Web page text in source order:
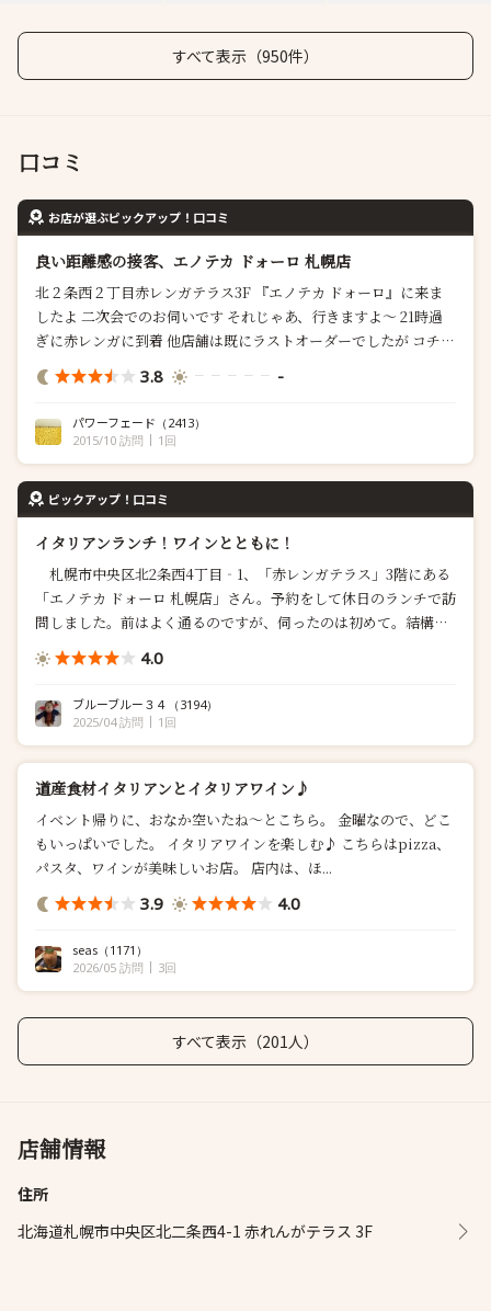
すべて表示（950件）
口コミ
お店が選ぶピックアップ！口コミ
良い距離感の接客、エノテカ ドォーロ 札幌店
北２条西２丁目赤レンガテラス3F 『エノテカ ドォーロ』に来ま
したよ 二次会でのお伺いです それじゃあ、行きますよ〜 21時過
ぎに赤レンガに到着 他店舗は既にラストオーダーでしたが コチラ
はまだ大丈夫との事 すんなりと案内され着席 何食べよかな〜 酔
っ払いで画像が少なくて スミマセンm(__)m まずは飲み物ですが
3.8 -
パワーフェード （2413）
2015/10 訪問
1回
ピックアップ！口コミ
イタリアンランチ！ワインとともに！
札幌市中央区北2条西4丁目‐1、「赤レンガテラス」3階にある
「エノテカ ドォーロ 札幌店」さん。予約をして休日のランチで訪
問しました。前はよく通るのですが、伺ったのは初めて。結構店
内は広いんですね。 「ランチ PranzoC」（3,500円）を予約し
ておきました。 ピッツア・パスタは選ぶ...
4.0
ブルーブルー３４ （3194）
2025/04 訪問
1回
道産食材イタリアンとイタリアワイン♪
イベント帰りに、おなか空いたね〜とこちら。 金曜なので、どこ
もいっぱいでした。 イタリアワインを楽しむ♪ こちらはpizza、
パスタ、ワインが美味しいお店。 店内は、ほ...
3.9 4.0
seas （1171）
2026/05 訪問
3回
すべて表示（201人）
店舗情報
住所
北海道札幌市中央区北二条西4-1 赤れんがテラス 3F